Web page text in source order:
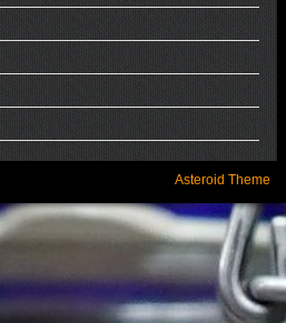
Asteroid Theme